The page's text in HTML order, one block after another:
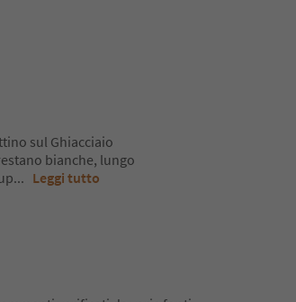
sul Ghiacciaio
bianche, lungo
... Leggi tutto